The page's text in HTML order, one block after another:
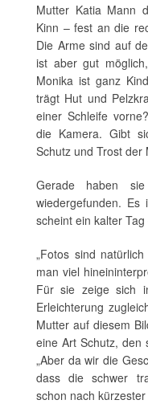
Mutter Katia Mann
Kinn – fest an die
Die Arme sind auf
ist aber gut
Monika ist ganz
trägt Hut und
einer Schleife
die Kamera. Gibt
Schutz und Trost der
Gerade haben
wiedergefunden.
scheint ein kalter
„Fotos sind
man viel
Für sie zeige sich
Erleichterung
Mutter auf diesem
eine Art Schutz, den
„Aber da wir die
dass die schwer
schon nach